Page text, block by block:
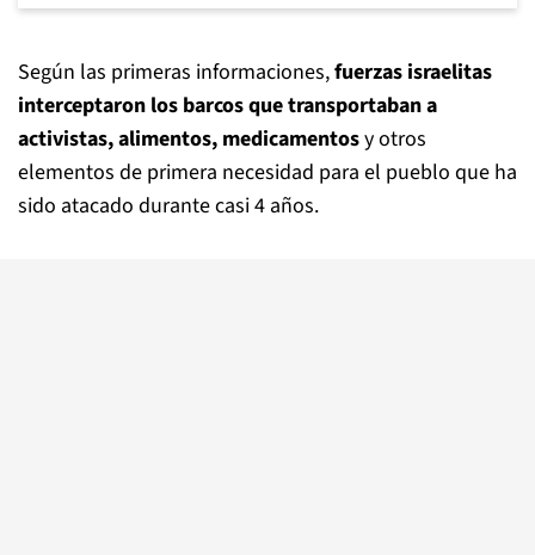
Según las primeras informaciones,fuerzas israelitas
interceptaron los barcos que transportaban a
activistas, alimentos, medicamentosy otros
elementos de primera necesidad para el pueblo que ha
sido atacado durante casi 4 años.